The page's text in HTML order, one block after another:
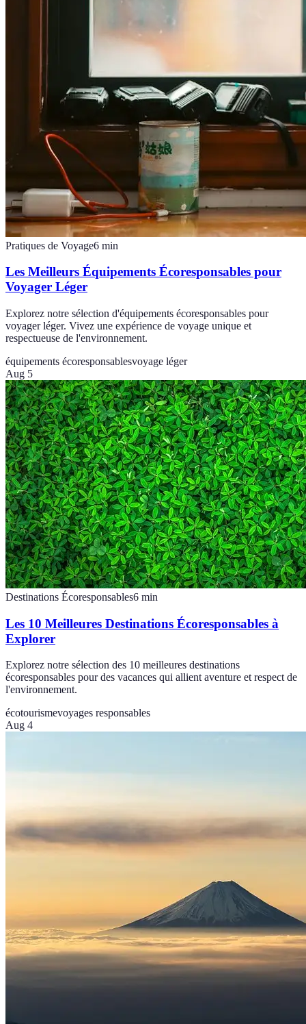
Pratiques de Voyage6 min
Les Meilleurs Équipements Écoresponsables pour
Voyager Léger
Explorez notre sélection d'équipements écoresponsables pour
voyager léger. Vivez une expérience de voyage unique et
respectueuse de l'environnement.
équipements écoresponsablesvoyage léger
Aug 5
Destinations Écoresponsables6 min
Les 10 Meilleures Destinations Écoresponsables à
Explorer
Explorez notre sélection des 10 meilleures destinations
écoresponsables pour des vacances qui allient aventure et respect de
l'environnement.
écotourismevoyages responsables
Aug 4